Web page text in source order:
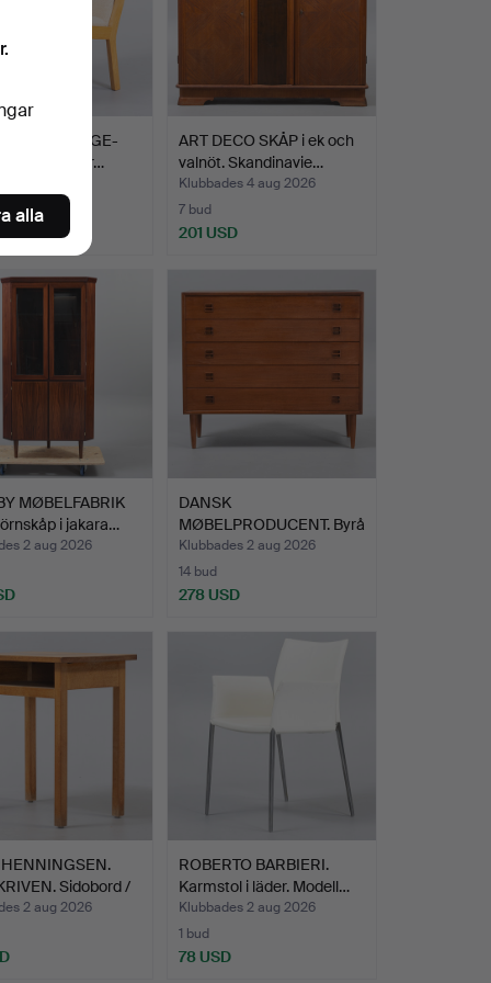
WEGNER. GE-
i ek. Tillver…
ART DECO SKÅP i ek och
valnöt. Skandinavie…
Klubbades 4 aug 2026
7 bud
201 USD
MØBELFABRIK
i jakara…
2 aug 2026
DANSK
MØBELPRODUCENT. Byrå
i teak med fem …
Klubbades 2 aug 2026
14 bud
278 USD
Sidobord /
2 aug 2026
ROBERTO BARBIERI.
Karmstol i läder. Modell…
Klubbades 2 aug 2026
1 bud
78 USD
alla